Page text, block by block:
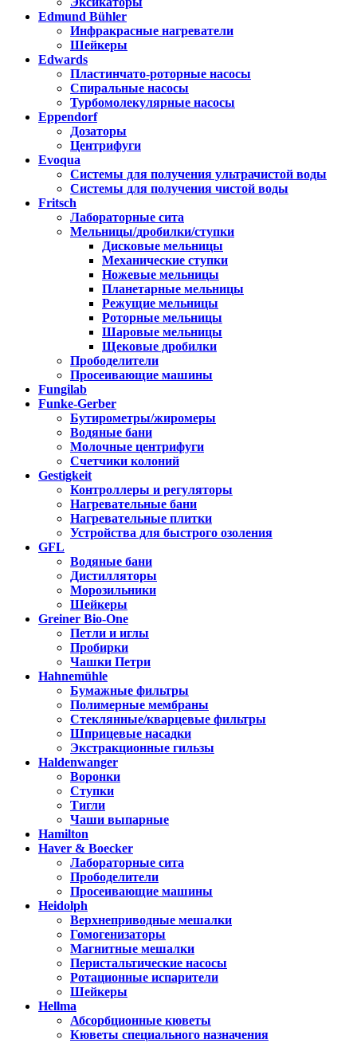
Edmund Bühler
Инфракрасные нагреватели
Шейкеры
Edwards
Пластинчато-роторные насосы
Спиральные насосы
Турбомолекулярные насосы
Eppendorf
Дозаторы
Центрифуги
Evoqua
Системы для получения ультрачистой воды
Системы для получения чистой воды
Fritsch
Лабораторные сита
Мельницы/дробилки/ступки
Дисковые мельницы
Механические ступки
Ножевые мельницы
Планетарные мельницы
Режущие мельницы
Роторные мельницы
Шаровые мельницы
Щековые дробилки
Прободелители
Просеивающие машины
Fungilab
Funke-Gerber
Бутирометры/жиромеры
Водяные бани
Молочные центрифуги
Счетчики колоний
Gestigkeit
Контроллеры и регуляторы
Нагревательные бани
Нагревательные плитки
Устройства для быстрого озоления
GFL
Водяные бани
Дистилляторы
Морозильники
Шейкеры
Greiner Bio-One
Петли и иглы
Пробирки
Чашки Петри
Hahnemühle
Бумажные фильтры
Полимерные мембраны
Стеклянные/кварцевые фильтры
Шприцевые насадки
Экстракционные гильзы
Haldenwanger
Воронки
Ступки
Тигли
Чаши выпарные
Hamilton
Haver & Boecker
Лабораторные сита
Прободелители
Просеивающие машины
Heidolph
Верхнеприводные мешалки
Гомогенизаторы
Магнитные мешалки
Перистальтические насосы
Ротационные испарители
Шейкеры
Hellma
Абсорбционные кюветы
Кюветы специального назначения